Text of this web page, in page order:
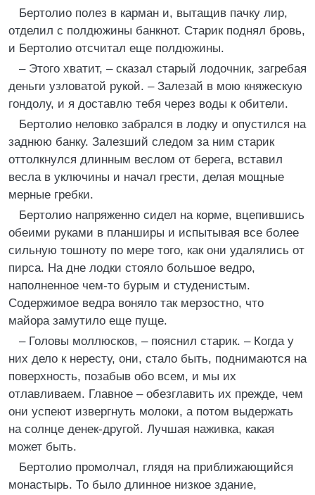
Бертолио полез в карман и, вытащив пачку лир,
отделил с полдюжины банкнот. Старик поднял бровь,
и Бертолио отсчитал еще полдюжины.
– Этого хватит, – сказал старый лодочник, загребая
деньги узловатой рукой. – Залезай в мою княжескую
гондолу, и я доставлю тебя через воды к обители.
Бертолио неловко забрался в лодку и опустился на
заднюю банку. Залезший следом за ним старик
оттолкнулся длинным веслом от берега, вставил
весла в уключины и начал грести, делая мощные
мерные гребки.
Бертолио напряженно сидел на корме, вцепившись
обеими руками в планширы и испытывая все более
сильную тошноту по мере того, как они удалялись от
пирса. На дне лодки стояло большое ведро,
наполненное чем-то бурым и студенистым.
Содержимое ведра воняло так мерзостно, что
майора замутило еще пуще.
– Головы моллюсков, – пояснил старик. – Когда у
них дело к нересту, они, стало быть, поднимаются на
поверхность, позабыв обо всем, и мы их
отлавливаем. Главное – обезглавить их прежде, чем
они успеют извергнуть молоки, а потом выдержать
на солнце денек-другой. Лучшая наживка, какая
может быть.
Бертолио промолчал, глядя на приближающийся
монастырь. То было длинное низкое здание,